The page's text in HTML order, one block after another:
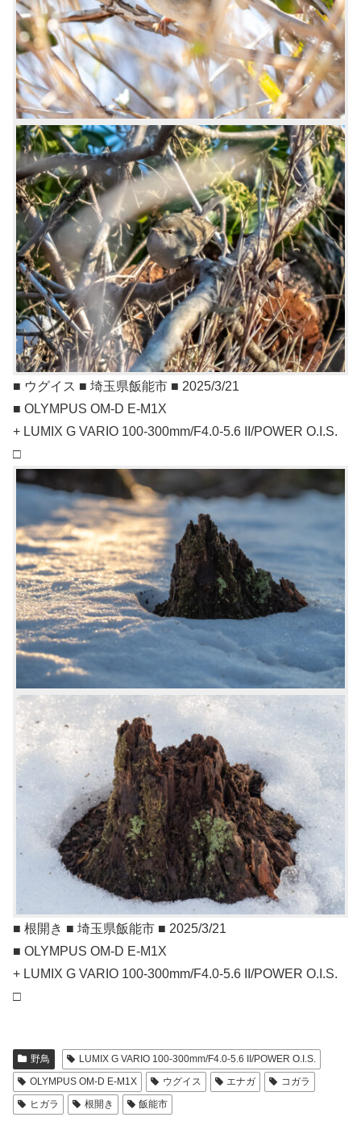
■ ウグイス ■ 埼玉県飯能市 ■ 2025/3/21
■ OLYMPUS OM-D E-M1X
+ LUMIX G VARIO 100-300mm/F4.0-5.6 II/POWER O.I.S.
□
■ 根開き ■ 埼玉県飯能市 ■ 2025/3/21
■ OLYMPUS OM-D E-M1X
+ LUMIX G VARIO 100-300mm/F4.0-5.6 II/POWER O.I.S.
□
野鳥
LUMIX G VARIO 100-300mm/F4.0-5.6 II/POWER O.I.S.
OLYMPUS OM-D E-M1X
ウグイス エナガ
コガラ
ヒガラ
根開き 飯能市